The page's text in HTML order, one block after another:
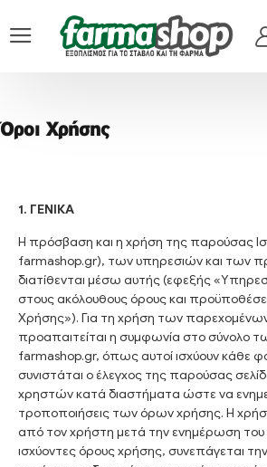
Όροι Χρήσης
1. ΓΕΝΙΚΑ
H πρόσβαση και η χρήση της παρούσας
farmashop.gr), των υπηρεσιών και των
διατίθενται μέσω αυτής (εφεξής
στους ακόλουθους όρους και
Χρήσης»). Για τη χρήση των
προαπαιτείται η συμφωνία στο σύνολο
farmashop.gr, όπως αυτοί ισχύουν κάθε
συνιστάται ο έλεγχος της παρούσας
χρηστών κατά διαστήματα ώστε να
τροποποιήσεις των όρων χρήσης. Η
από τον χρήστη μετά την ενημέρωση του
ισχύοντες όρους χρήσης, συνεπάγεται